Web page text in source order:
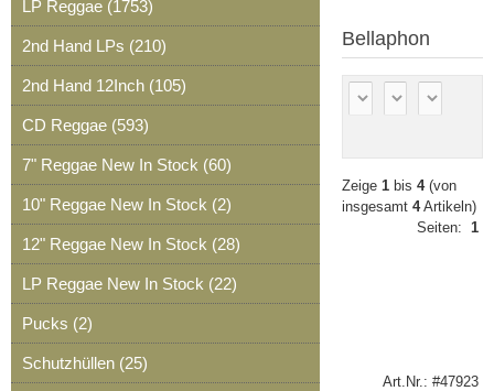
Bellaphon
Zeige 1 bis 4(von
insgesamt 4Artikeln)
Seiten: 1
Art.Nr.: #47923
LP Reggae (1753)
2nd Hand LPs (210)
2nd Hand 12Inch (105)
CD Reggae (593)
7" Reggae New In Stock (60)
10" Reggae New In Stock (2)
12" Reggae New In Stock (28)
LP Reggae New In Stock (22)
Pucks (2)
Schutzhüllen (25)